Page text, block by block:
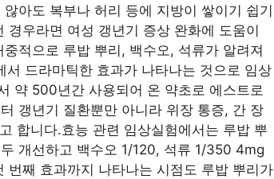
아도 복부나 허리 등에 지방이 쌓이기 쉽기
우라면 여성 갱년기 증상 완화에 도움이
적으로 루밥 뿌리, 백수오, 석류가 알려져
드라마틱한 효과가 나타나는 것으로 임상
약 500년간 사용되어 온 약초로 에스트로
갱년기 질환뿐만 아니라 위장 통증, 간 장
합니다.효능 관련 임상실험에서는 루밥 뿌
개선하고 백수오 1/120, 석류 1/350 4mg
번째 효과까지 나타나는 시점도 루밥 뿌리가